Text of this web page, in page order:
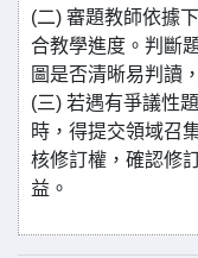
(二) 審題教師依據
合教學進度。判斷
圖是否清晰易判讀
(三) 若遇有爭議性
時，得提交領域召
核修訂權，確認修
益。